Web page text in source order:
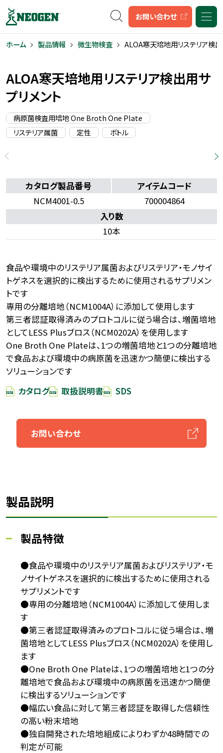
キーワード検索
お問い合わせ
ホーム 製品情報 微生物検査 ALOA寒天培地用リステリア検出
ALOA寒天培地用リステリア検出用サ
プリメント
病原菌検査用培地 One Broth One Plate
リステリア属菌
定性 ボトル
カタログ製品番号
NCM4001-0.5
アイテムコード
700004864
入り数
10本
食品や環境中のリステリア属菌およびリステリア・モノサイ
トゲネスを選択的に検出するために使用されるサプリメン
トです
専用の分離培地（NCM1004A）に添加して使用します
第三者認証取得済みのプロトコルに従う場合は、増菌培地
としてLESS Plusブロス（NCM0202A）を使用します
One Broth One Plateは、1つの増菌培地と1つの分離培地
で食品および環境中の病原菌を迅速かつ簡便に検出する
ソリューションです
カタログ
取扱説明書 SDS
お問い合わせ
製品説明
製品特徴
●食品や環境中のリステリア属菌およびリステリア・モ
ノサイトゲネスを選択的に検出するために使用される
サプリメントです
●専用の分離培地（NCM1004A）に添加して使用しま
す
●第三者認証取得済みのプロトコルに従う場合は、増
菌培地としてLESS Plusブロス（NCM0202A）を使用し
ます
●One Broth One Plateは、1つの増菌培地と1つの分
離培地で食品および環境中の病原菌を迅速かつ簡便
に検出するソリューションです
●幅広い食品に対して第三者認証を取得した信頼性
の高い粉末培地
●独自開発された培地組成によりわずか48時間での
判定が可能